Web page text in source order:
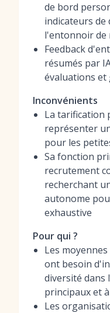
de bord
indicateurs de
l'entonnoir de
Feedback
résumés par
évaluations
Inconvénients
La tarification
représenter
pour les
Sa fonction
recrutement
recherchant
autonome
exhaustive
Pour qui ?
Les
ont besoin
diversité dans
principaux et
Les